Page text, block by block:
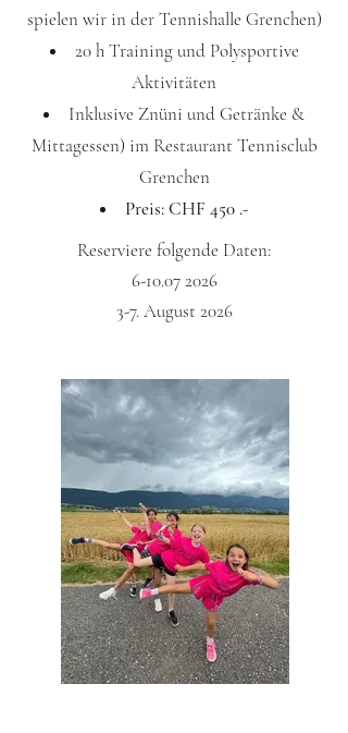
spielen wir in der Tennishalle Grenchen)
20 h Training und Polysportive
Aktivitäten
Inklusive Znüni und Getränke &
Mittagessen) im Restaurant Tennisclub
Grenchen
Preis: CHF 450 .-
Reserviere folgende Daten:
6-10.07 2026
3-7. August 2026